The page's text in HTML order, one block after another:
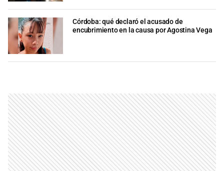
Córdoba: qué declaró el acusado de
encubrimiento en la causa por Agostina Vega